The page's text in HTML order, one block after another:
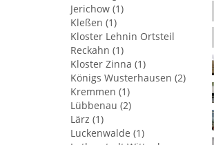
Jerichow (1)
Kleßen (1)
Kloster Lehnin Ortsteil
Reckahn (1)
Kloster Zinna (1)
Königs Wusterhausen (2)
Kremmen (1)
Lübbenau (2)
Lärz (1)
Luckenwalde (1)